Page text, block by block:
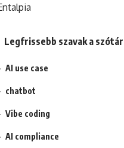
Legfrissebb szavak a
AI use case
chatbot
Vibe coding
AI compliance